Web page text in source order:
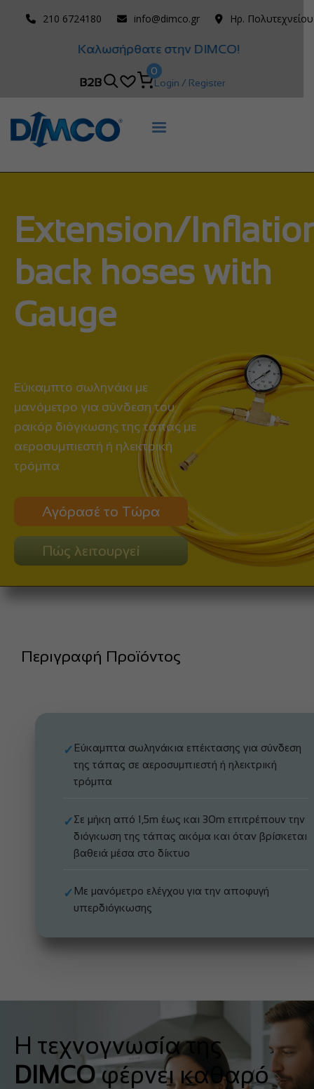
210 6724180 info@dimco.gr Ηρ.
Καλωσήρθατε στην DIMCO!
B2B
0
Login / Register
Extension/
back hoses with
Gauge
Εύκαμπτο σωληνάκι με
μανόμετρο για σύνδεση του
ρακόρ διόγκωσης της τάπας με
αεροσυμπιεστή ή ηλεκτρική
τρόμπα
Αγόρασέ το Τώρα
Πώς λειτουργεί
Περιγραφή Προϊόντος
✓ Εύκαμπτα σωληνάκια επέκτασης για σύνδεση
της τάπας σε αεροσυμπιεστή ή ηλεκτρική
τρόμπα
✓Σε μήκη από 1,5m έως και 30m επιτρέπουν την
διόγκωση της τάπας ακόμα και όταν βρίσκεται
βαθειά μέσα στο δίκτυο
✓ Με μανόμετρο ελέγχου για την αποφυγή
υπερδιόγκωσης
Η τεχνογνωσία της
DIMCOφέρνει καθαρό